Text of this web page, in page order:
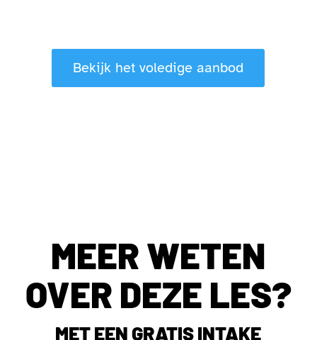
Bekijk het voledige aanbod
MEER WETEN
OVER DEZE LES?
MET EEN GRATIS INTAKE